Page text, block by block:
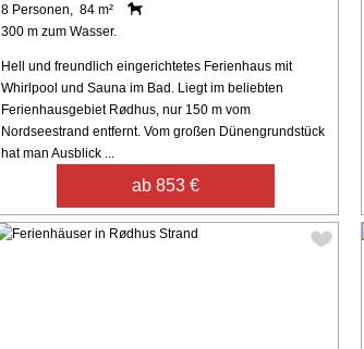
8 Personen, 84 m²
300 m zum Wasser.
Hell und freundlich eingerichtetes Ferienhaus mit
Whirlpool und Sauna im Bad. Liegt im beliebten
Ferienhausgebiet Rødhus, nur 150 m vom
Nordseestrand entfernt. Vom großen Dünengrundstück
hat man Ausblick ...
ab 853 €